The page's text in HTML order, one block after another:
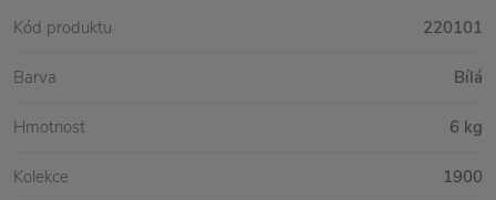
Kód produktu 220101
Barva Bílá
Hmotnost 6 kg
Kolekce 1900